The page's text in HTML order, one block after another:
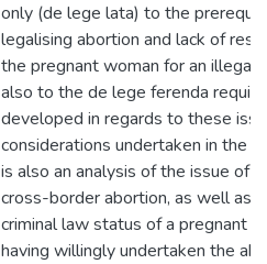
only (de lege lata) to the
legalising abortion and lack of
the pregnant woman for an illegal
also to the de lege ferenda
developed in regards to these
considerations undertaken in the
is also an analysis of the issue of
cross-border abortion, as well as
criminal law status of a pregnant
having willingly undertaken the